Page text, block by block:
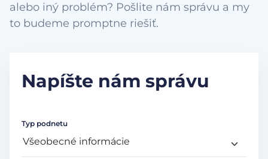
alebo iný problém? Pošlite nám správu a my
to budeme promptne riešiť.
Napíšte nám správu
Typ podnetu